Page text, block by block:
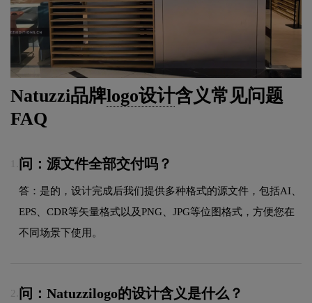
Natuzzi品牌logo设计含义常见问题
FAQ
问：源文件全部交付吗？
答：是的，设计完成后我们提供多种格式的源文件，包括AI、
EPS、CDR等矢量格式以及PNG、JPG等位图格式，方便您在
不同场景下使用。
2. 问：Natuzzilogo的设计含义是什么？